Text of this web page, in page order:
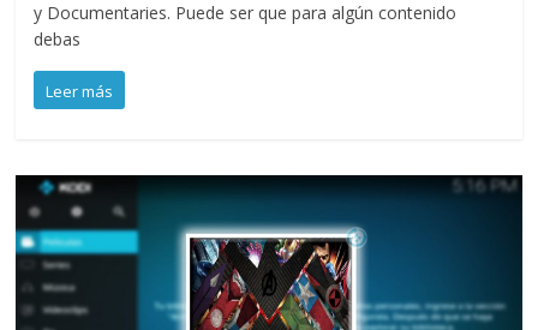
y Documentaries. Puede ser que para algún contenido
debas
Leer más